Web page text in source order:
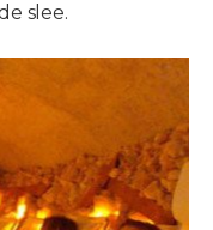
slee.